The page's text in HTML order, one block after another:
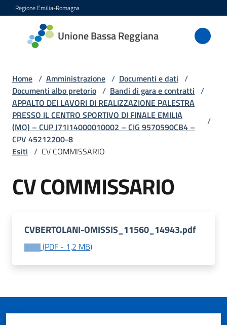
Vai al contenuto
Vai alla navigazione
Vai al footer
Regione Emilia-Romagna
Unione Bassa Reggiana
Unione
Bassa
Amministrazione
Menu selezionato
Novità
Vivere
Tutti
Home / Amministrazione / Documenti e dati /
Documenti albo pretorio / Bandi di gara e contratti /
APPALTO DEI LAVORI DI REALIZZAZIONE PALESTRA
PRESSO IL CENTRO SPORTIVO DI FINALE EMILIA
(MO) – CUP J71I14000010002 – CIG 9570590CB4 –
CPV 45212200-8
/
Esiti / CV COMMISSARIO
CV COMMISSARIO
CVBERTOLANI-OMISSIS_11560_14943.pdf
(PDF - 1,2 MB)